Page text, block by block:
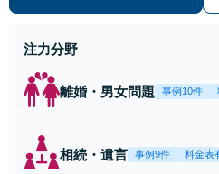
停
注力分野
離婚・男女問題 事例10件
相続・遺言 事例9件 料金表